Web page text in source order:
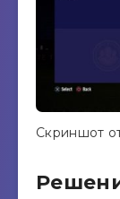
Скриншот